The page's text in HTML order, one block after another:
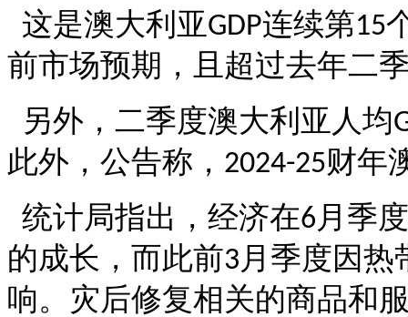
这是澳大利亚GDP连续第15
前市场预期，且超过去年二
另外，二季度澳大利亚人均
此外，公告称， 2024-25财年
统计局指出，经济在6 月季
的成长，而此前3 月季度因
响。灾后修复相关的商品和